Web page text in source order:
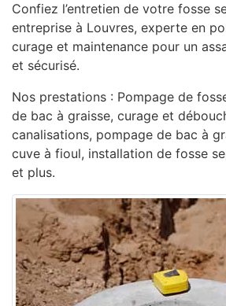
Confiez l’entretien de votre fosse
entreprise à Louvres, experte en
curage et maintenance pour un
et sécurisé.
Nos prestations : Pompage de
de bac à graisse, curage et
canalisations, pompage de bac à
cuve à fioul, installation de fosse
et plus.